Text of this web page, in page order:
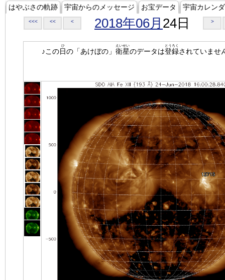
はやぶさの軌跡 宇宙からのメッセージ お宝データ 宇宙カレン
<<< << < 2018年06月 24日 >
♪この日
ひ
の「あけぼの」 衛星
えいせい
のデータは登録
とうろく
されていませ